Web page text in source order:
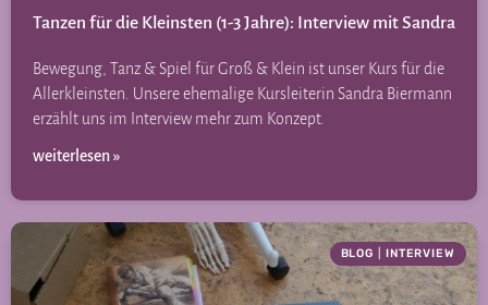
Tanzen für die Kleinsten (1-3 Jahre): Interview mit Sandra
Bewegung, Tanz & Spiel für Groß & Klein ist unser Kurs für die
Allerkleinsten. Unsere ehemalige Kursleiterin Sandra Biermann
erzählt uns im Interview mehr zum Konzept.
weiterlesen »
BLOG INTERVIEW